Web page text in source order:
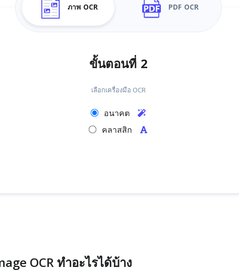
ภาพ OCR PDF OCR
ขั้นตอนที่ 2
เลือกเครื่องมือ OCR
อนาคต
คลาสสิก
OCR ทำอะไรได้บ้าง